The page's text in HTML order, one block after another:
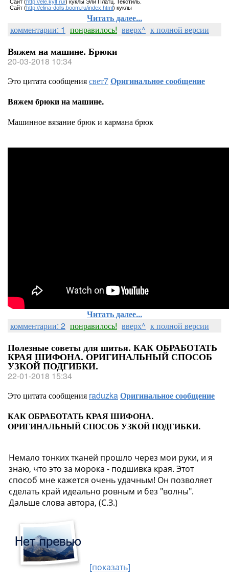
Сайт (http://ele.kylt.ru/) куклы Эли Платц. Текстиль.
Сайт (http://elina-dolls.boom.ru/index.html) куклы
Читать далее...
комментарии: 1 понравилось! вверх^ к полной версии
Вяжем на машине. Брюки
20-03-2018 10:34
Это цитата сообщениясвет7Оригинальное сообщение
Вяжем брюки на машине.
Машинное вязание брюк и кармана брюк
Читать далее...
комментарии: 2 понравилось! вверх^ к полной версии
Полезные советы для шитья. КАК ОБРАБОТАТЬ
КРАЯ ШИФОНА. ОРИГИНАЛЬНЫЙ СПОСОБ
УЗКОЙ ПОДГИБКИ.
22-01-2018 15:34
Это цитата сообщения raduzkaОригинальное сообщение
КАК ОБРАБОТАТЬ КРАЯ ШИФОНА.
ОРИГИНАЛЬНЫЙ СПОСОБ УЗКОЙ ПОДГИБКИ.
Немало тонких тканей прошло через мои руки, и я
знаю, что это за морока - подшивка края. Этот
способ мне кажется очень удачным! Он позволяет
сделать край идеально ровным и без "волны".
Дальше слова автора, (С.З.)
[показать]